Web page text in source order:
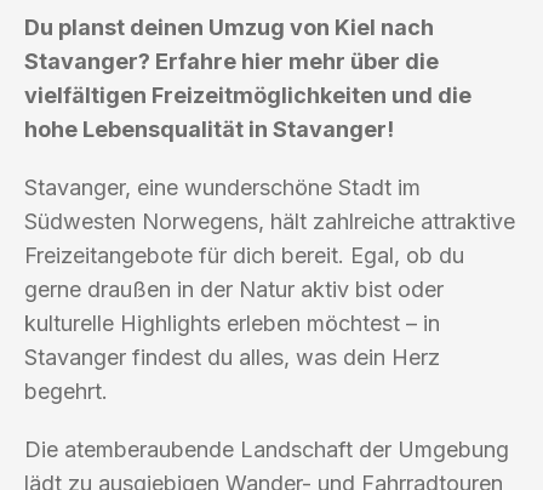
Du planst deinen Umzug von Kiel nach
Stavanger? Erfahre hier mehr über die
vielfältigen Freizeitmöglichkeiten und die
hohe Lebensqualität in Stavanger!
Stavanger, eine wunderschöne Stadt im
Südwesten Norwegens, hält zahlreiche attraktive
Freizeitangebote für dich bereit. Egal, ob du
gerne draußen in der Natur aktiv bist oder
kulturelle Highlights erleben möchtest – in
Stavanger findest du alles, was dein Herz
begehrt.
Die atemberaubende Landschaft der Umgebung
lädt zu ausgiebigen Wander- und Fahrradtouren